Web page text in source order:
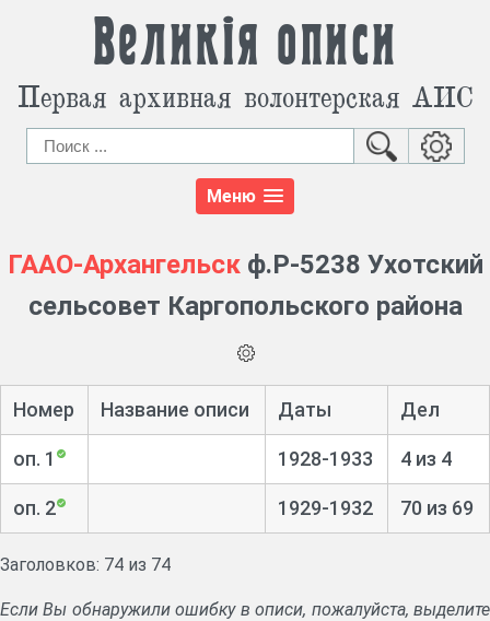
Великія описи
Первая архивная волонтерская АИС
Меню
ГААО-Архангельскф.Р-5238 Ухотский
сельсовет Каргопольского района
Номер Название описи Даты Дел
оп. 1 1928-1933 4 из 4
оп. 2 1929-1932 70 из 69
Заголовков: 74 из 74
Если Вы обнаружили ошибку в описи, пожалуйста, выделите